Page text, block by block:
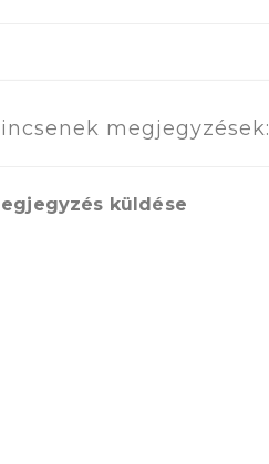
megjegyzések:
küldése